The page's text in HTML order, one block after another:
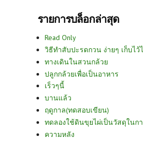
รายการบล็อกล่าสุด
Read Only
วิธีทำสับปะรดกวน ง่ายๆ เก็บไ
ทางเดินในสวนกล้วย
ปลูกกล้วยเพื่อเป็นอาหาร
เร็วๆนี้
บานแล้ว
ฤดูกาล(ทดสอบเขียน)
ทดลองใช้ดินขุยไผ่เป็นวัสดุในก
ความหลัง